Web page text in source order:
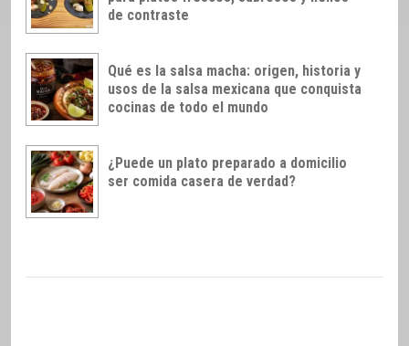
de contraste
Qué es la salsa macha: origen, historia y
usos de la salsa mexicana que conquista
cocinas de todo el mundo
¿Puede un plato preparado a domicilio
ser comida casera de verdad?